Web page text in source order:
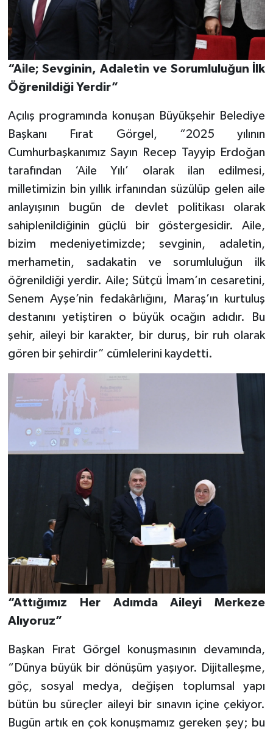
“Aile; Sevginin, Adaletin ve Sorumluluğun İlk
Öğrenildiği Yerdir”
Açılış programında konuşan Büyükşehir Belediye
Başkanı Fırat Görgel, “2025 yılının
Cumhurbaşkanımız Sayın Recep Tayyip Erdoğan
tarafından ‘Aile Yılı’ olarak ilan edilmesi,
milletimizin bin yıllık irfanından süzülüp gelen aile
anlayışının bugün de devlet politikası olarak
sahiplenildiğinin güçlü bir göstergesidir. Aile,
bizim medeniyetimizde; sevginin, adaletin,
merhametin, sadakatin ve sorumluluğun ilk
öğrenildiği yerdir. Aile; Sütçü İmam’ın cesaretini,
Senem Ayşe’nin fedakârlığını, Maraş’ın kurtuluş
destanını yetiştiren o büyük ocağın adıdır. Bu
şehir, aileyi bir karakter, bir duruş, bir ruh olarak
gören bir şehirdir” cümlelerini kaydetti.
“Attığımız Her Adımda Aileyi Merkeze
Alıyoruz”
Başkan Fırat Görgel konuşmasının devamında,
“Dünya büyük bir dönüşüm yaşıyor. Dijitalleşme,
göç, sosyal medya, değişen toplumsal yapı
bütün bu süreçler aileyi bir sınavın içine çekiyor.
Bugün artık en çok konuşmamız gereken şey; bu